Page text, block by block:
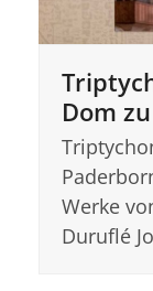
Dom
Werke
Duruflé